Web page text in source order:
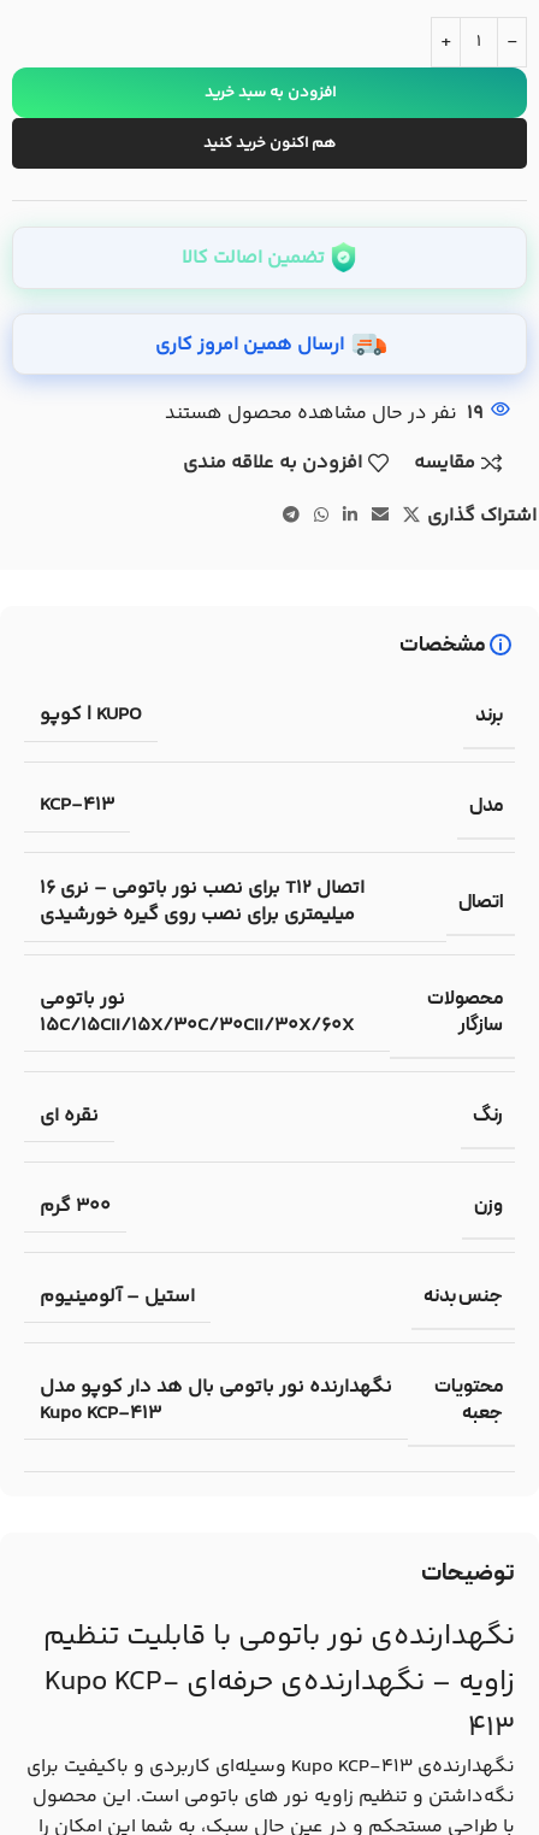
-
+
افزودن به سبد خرید
هم اکنون خرید کنید
تضمین اصالت کالا
ارسال همین امروز کاری
19 نفر در حال مشاهده محصول هستند
مقایسه
افزودن به علاقه مندی
اشتراک گذاری
توضیحات
نگهدارنده‌ی نور باتومی با قابلیت تنظیم
زاویه – نگهدارنده‌ی حرفه‌ای Kupo KCP-
413
نگهدارنده‌ی Kupo KCP-413 وسیله‌ای کاربردی و باکیفیت برای
نگه‌داشتن و تنظیم زاویه‌ نور های باتومی است. این محصول
با طراحی مستحکم و در عین حال سبک، به شما این امکان را
مشخصات
برند KUPO | کوپو
مدل KCP-413
اتصال
اتصال T12 برای نصب نور باتومی – نری 16
میلیمتری برای نصب روی گیره خورشیدی
محصولات
سازگار
نور باتومی
15C/15CII/15X/30C/30CII/30X/60X
رنگ نقره ای
وزن 300 گرم
جنس بدنه استیل – آلومینیوم
محتویات
جعبه
نگهدارنده نور باتومی بال هد دار کوپو مدل
Kupo KCP-413